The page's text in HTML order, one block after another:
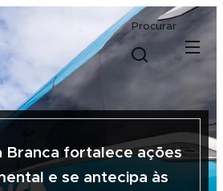
Procurar
Branca fortalece ações
e se antecipa às